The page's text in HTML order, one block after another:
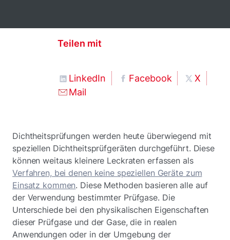
Teilen mit
LinkedIn Facebook
X
Mail
Dichtheitsprüfungen werden heute überwiegend mit
speziellen Dichtheitsprüfgeräten durchgeführt. Diese
können weitaus kleinere Leckraten erfassen als
Verfahren, bei denen keine speziellen Geräte zum
Einsatz kommen. Diese Methoden basieren alle auf
der Verwendung bestimmter Prüfgase. Die
Unterschiede bei den physikalischen Eigenschaften
dieser Prüfgase und der Gase, die in realen
Anwendungen oder in der Umgebung der